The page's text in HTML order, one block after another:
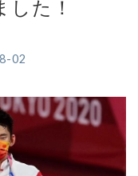
した！
02